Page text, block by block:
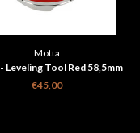
Motta
Leveling Tool Red 58,5mm
€45,00